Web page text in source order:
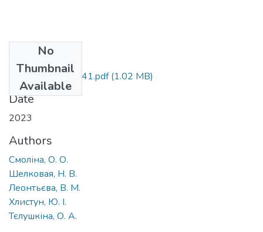
No
Thumbnail
Available
zvit_0120U104741.pdf(1.02 MB)
Date
2023
Authors
Смоліна, О. О.
Шелковая, Н. В.
Леонтьєва, В. М.
Хлистун, Ю. І.
Тєлушкіна, О. А.